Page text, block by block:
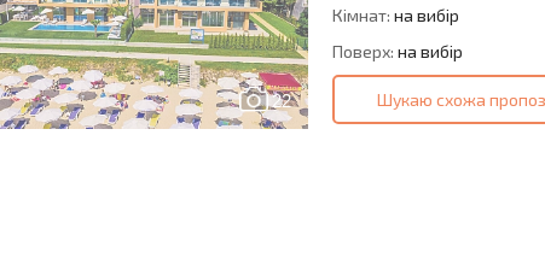
22
Кімнат: на вибір
Поверх: на вибір
Шукаю схожа